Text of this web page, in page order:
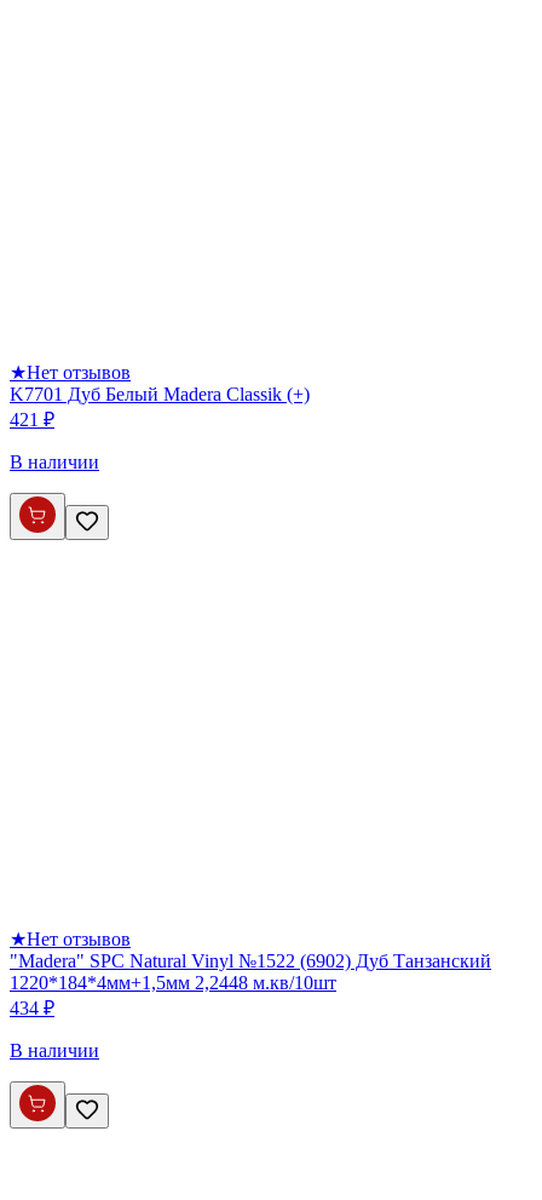
★Нет отзывов
K7701 Дуб Белый Madera Classik (+)
421 ₽
В наличии
★Нет отзывов
"Madera" SPC Natural Vinyl №1522 (6902) Дуб Танзанский
1220*184*4мм+1,5мм 2,2448 м.кв/10шт
434 ₽
В наличии